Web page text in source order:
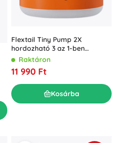
Flextail Tiny Pump 2X
hordozható 3 az 1-ben
elektromos pumpa
Raktáron
11 990 Ft
Kosárba